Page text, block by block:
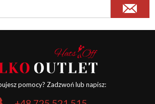
pomocy? Zadzwoń lub napisz: